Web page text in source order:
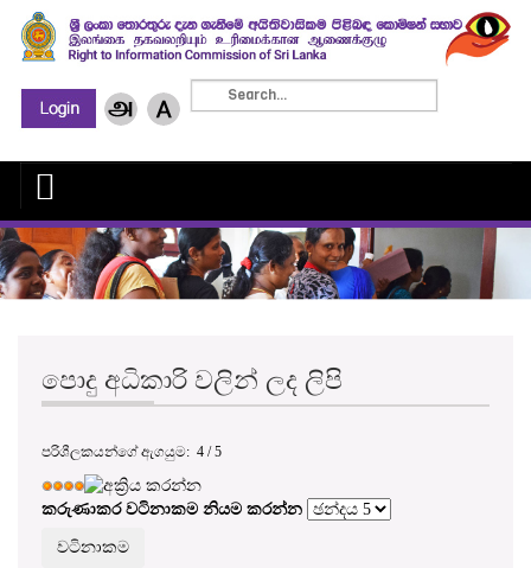
පොදු අධිකාරි වලින් ලද ලිපි
පරිශීලකයන්ගේ ඇගයුම: 4 /5
කරුණාකර වටිනාකම නියම කරන්න